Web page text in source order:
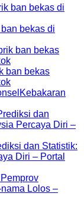
bekas di
ban bekas
Kebakaran
dan Statistik:
Diri – Portal